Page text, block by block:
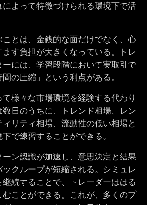
よって特徴づけられる環境下で活
とは、金銭的な面だけでなく、心
す負担が大きくなっている。トレ
には、学習段階において実取引で
の圧縮」という利点がある。
様々な市場環境を経験する代わり
日のうちに、トレンド相場、レン
リティ相場、流動性の低い相場と
で練習することができる。
ーン認識が加速し、意思決定と結果
クループが短縮される。シミュレ
続することで、トレーダーははる
ことができる。これが、多くのプ